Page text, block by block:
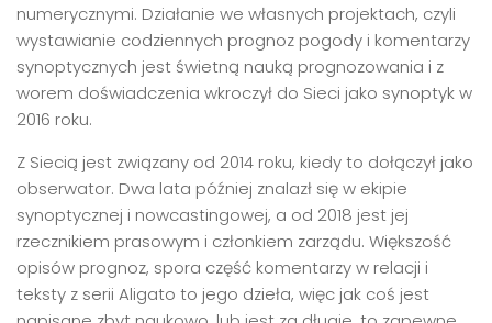
numerycznymi. Działanie we własnych projektach, czyli
wystawianie codziennych prognoz pogody i komentarzy
synoptycznych jest świetną nauką prognozowania i z
worem doświadczenia wkroczył do Sieci jako synoptyk w
2016 roku.
Z Siecią jest związany od 2014 roku, kiedy to dołączył jako
obserwator. Dwa lata później znalazł się w ekipie
synoptycznej i nowcastingowej, a od 2018 jest jej
rzecznikiem prasowym i członkiem zarządu. Większość
opisów prognoz, spora część komentarzy w relacji i
teksty z serii Aligato to jego dzieła, więc jak coś jest